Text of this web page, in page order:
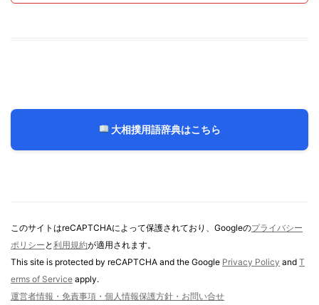
大相撲用語辞典はこちら
このサイトはreCAPTCHAによって保護されており、Googleのプライバシー
ポリシー と利用規約が適用されます。
This site is protected by reCAPTCHA and the Google Privacy Policy and T
erms of Service apply.
運営者情報・免責事項・個人情報保護方針・お問い合せ